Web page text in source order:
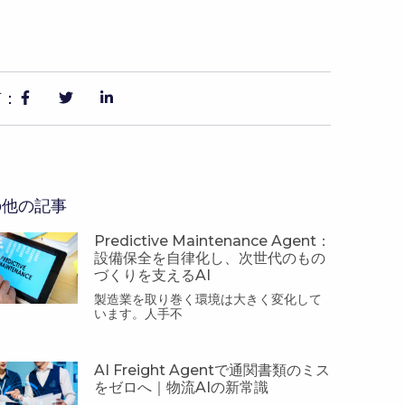
の記事
Predictive Maintenance Agent：
設備保全を自律化し、次世代のもの
づくりを支えるAI
製造業を取り巻く環境は大きく変化して
います。人手不
AI Freight Agentで通関書類のミス
をゼロへ｜物流AIの新常識